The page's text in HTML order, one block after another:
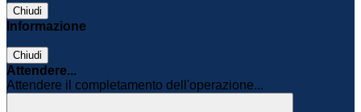
Chiudi
Informazione
Chiudi
Attendere...
Attendere il completamento dell'operazione...